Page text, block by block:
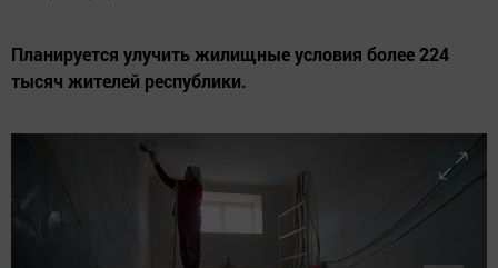
Планируется улучить жилищные условия более 224
тысяч жителей республики.